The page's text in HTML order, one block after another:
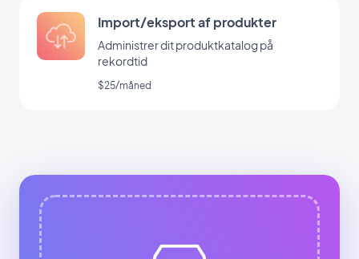
Import/eksport af produkter
Administrer dit produktkatalog på
rekordtid
$25/måned